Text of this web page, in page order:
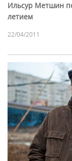
Ильсур Метшин
летием
22/04/2011